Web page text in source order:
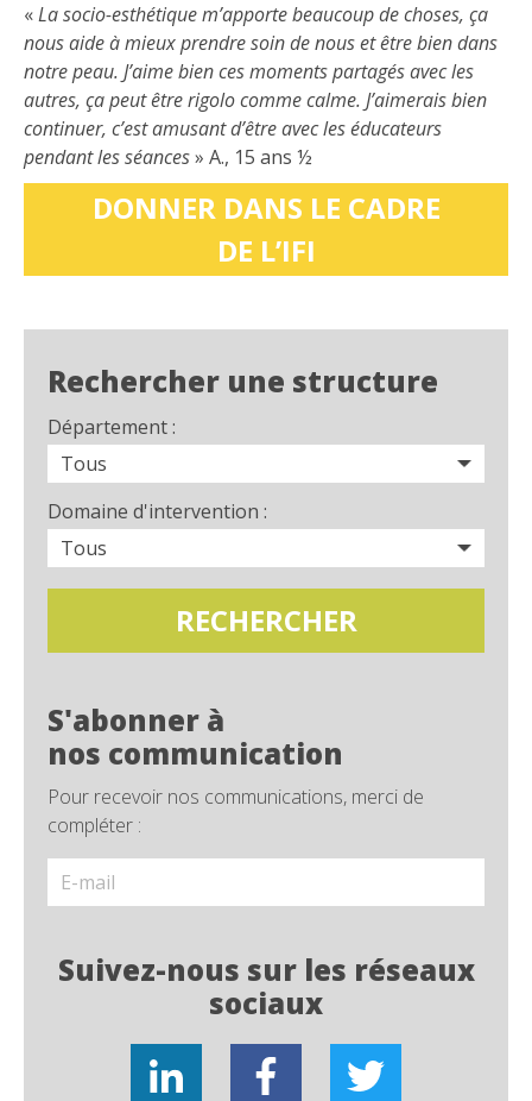
«La socio-esthétique m’apporte beaucoup de choses, ça
nous aide à mieux prendre soin de nous et être bien dans
notre peau. J’aime bien ces moments partagés avec les
autres, ça peut être rigolo comme calme. J’aimerais bien
continuer, c’est amusant d’être avec les éducateurs
pendant les séances» A., 15 ans ½
DONNER DANS LE CADRE
DE L’IFI
Rechercher une structure
Département :
Domaine d'intervention :
S'abonner à
nos communication
Pour recevoir nos communications, merci de
compléter :
Suivez-nous sur les réseaux
sociaux